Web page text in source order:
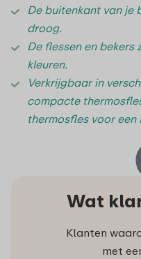
De buitenkant van je
droog.
De flessen en
kleuren.
Verkrijgbaar in
compacte
thermosfles voor
Wat
Klanten
met